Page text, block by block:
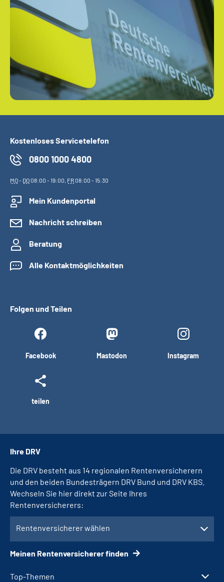
Kostenloses Servicetelefon
0800 1000 4800
MO- DO08:00 - 19:00, FR08:00 - 15:30
Mein Kundenportal
Nachricht schreiben
Beratung
Alle Kontaktmöglichkeiten
Folgen und Teilen
Facebook Mastodon Instagram
teilen
Top-Themen
Ihre DRV
Die DRV besteht aus 14 regionalen Rentenversicherern
und den beiden Bundesträgern DRV Bund und DRV KBS.
Wechseln Sie hier direkt zur Seite Ihres
Rentenversicherers:
Rentenversicherer wählen
Meinen Rentenversicherer finden